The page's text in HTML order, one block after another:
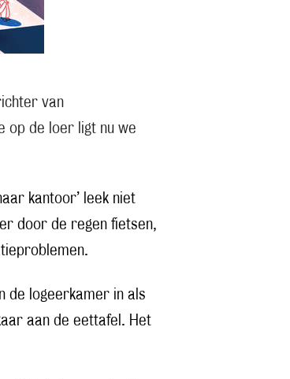
van
op de loer ligt nu we
kantoor’ leek niet
door de regen fietsen,
de logeerkamer in als
aan de eettafel. Het